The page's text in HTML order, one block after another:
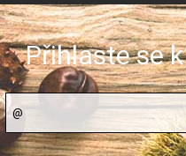
Přihlaste se